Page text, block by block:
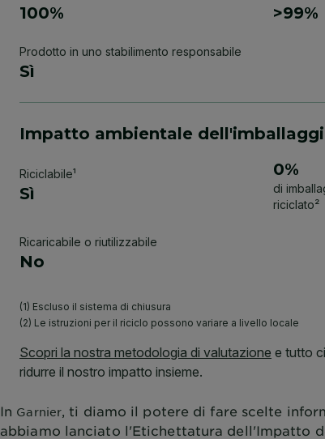
In Garnier, ti diamo il potere di fare scelte
abbiamo lanciato l'Etichettatura dell'Impatto